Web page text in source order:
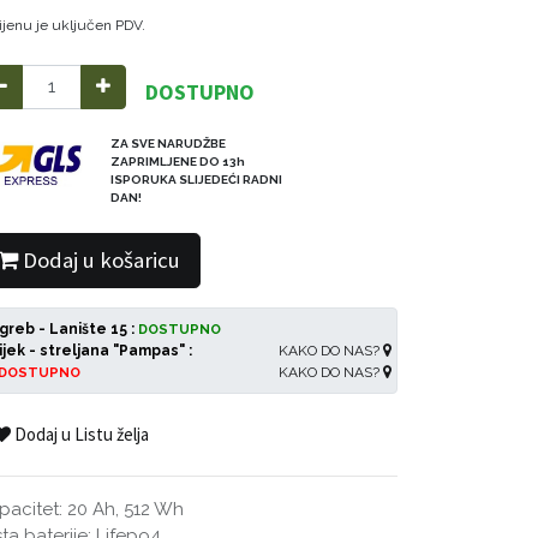
je uključen PDV.
DOSTUPNO
ZA SVE NARUDŽBE
ZAPRIMLJENE DO 13h
ISPORUKA SLIJEDEĆI RADNI
DAN!
Dodaj u košaricu
- Lanište 15 : DOSTUPNO
KAKO DO NAS?
- streljana "Pampas" :
KAKO DO NAS?
Dodaj u Listu želja
20 Ah, 512 Wh